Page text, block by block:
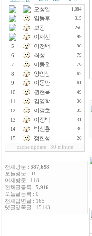
오성일
1,084
임동후 315
보강 250
이재선 99
5 이정백 90
6 최성 79
7 이동훈 76
8 양인상 62
9 이동만 61
10 권현욱 49
11 김영학 36
12 이경호 35
13 이정백 31
14 박신흥 30
15 정한성 26
cache update : 30 minute
전체방문 : 687,698
오늘방문 : 81
어제방문 : 118
전체글등록 : 5,916
오늘글등록 : 0
전체답변글 : 165
댓글및쪽글 : 15143